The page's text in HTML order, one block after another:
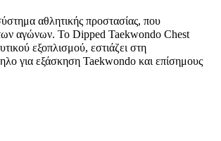
αθλητικής προστασίας, που
των αγώνων. Το Dipped Taekwondo Chest
εξοπλισμού, εστιάζει στη
για εξάσκηση Taekwondo και επίσημους